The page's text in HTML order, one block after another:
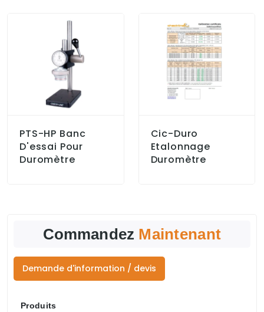
PTS-HP Banc
D'essai Pour
Duromètre
Cic-Duro
Etalonnage
Duromètre
Commandez Maintenant
Demande d'information / devis
Produits